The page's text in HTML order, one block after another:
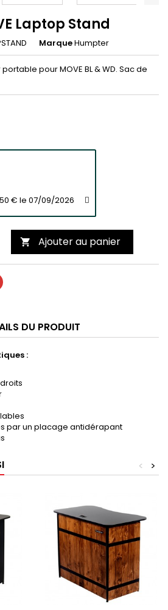
Laptop Stand
MarqueHumpter
pour MOVE BL & WD. Sac de
€ le 07/09/2026
 Ajouter au panier
DU PRODUIT
:
par un placage antidérapant
>
<